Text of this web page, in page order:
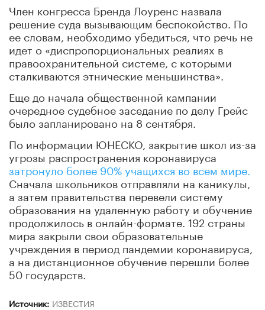
Член конгресса Бренда Лоуренс назвала
решение суда вызывающим беспокойство. По
ее словам, необходимо убедиться, что речь не
идет о «диспропорциональных реалиях в
правоохранительной системе, с которыми
сталкиваются этнические меньшинства».
Еще до начала общественной кампании
очередное судебное заседание по делу Грейс
было запланировано на 8 сентября.
По информации ЮНЕСКО, закрытие школ из-за
угрозы распространения коронавируса
затронуло более 90% учащихся во всем мире.
Сначала школьников отправляли на каникулы,
а затем правительства перевели систему
образования на удаленную работу и обучение
продолжилось в онлайн-формате. 192 страны
мира закрыли свои образовательные
учреждения в период пандемии коронавируса,
а на дистанционное обучение перешли более
50 государств.
Источник: ИЗВЕСТИЯ